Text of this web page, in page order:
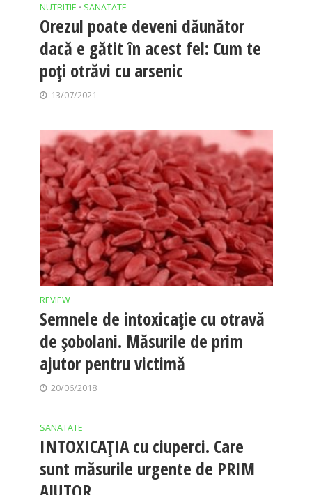
NUTRITIE • SANATATE
Orezul poate deveni dăunător
dacă e gătit în acest fel: Cum te
poți otrăvi cu arsenic
13/07/2021
REVIEW
Semnele de intoxicație cu otravă
de șobolani. Măsurile de prim
ajutor pentru victimă
20/06/2018
SANATATE
INTOXICAȚIA cu ciuperci. Care
sunt măsurile urgente de PRIM